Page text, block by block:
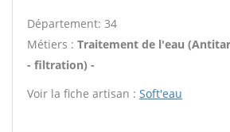
Département: 34
Métiers : Traitement de l'eau
- filtration) -
Voir la fiche artisan : Soft'eau